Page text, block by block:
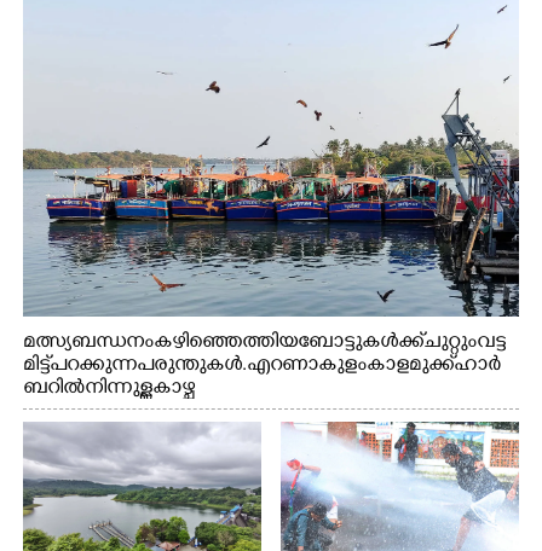
മത്സ്യബന്ധനം കഴിഞ്ഞെത്തിയ ബോട്ടുകൾക്ക് ചുറ്റും വട്ട
മിട്ട് പറക്കുന്ന പരുന്തുകൾ. എറണാകുളം കാളമുക്ക് ഹാർ
ബറിൽ നിന്നുള്ള കാഴ്ച